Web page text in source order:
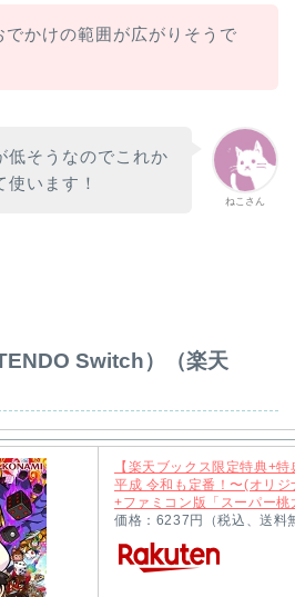
でかけの範囲が広がりそうで
ねこさん
低そうなのでこれか
います！
Switch）（楽天
【楽天ブックス限定特典+
平成 令和も定番！〜(オリ
+ファミコン版「スーパー
価格：6237円（税込、送料